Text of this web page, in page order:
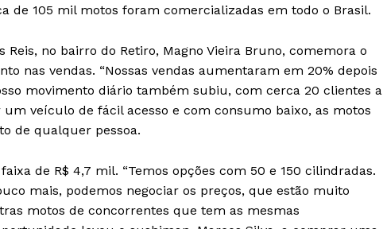
de 105 mil motos foram comercializadas em todo o Brasil.
Reis, no bairro do Retiro, Magno Vieira Bruno, comemora o
nas vendas. “Nossas vendas aumentaram em 20% depois
movimento diário também subiu, com cerca 20 clientes a
um veículo de fácil acesso e com consumo baixo, as motos
de qualquer pessoa.
de R$ 4,7 mil. “Temos opções com 50 e 150 cilindradas.
mais, podemos negociar os preços, que estão muito
motos de concorrentes que tem as mesmas